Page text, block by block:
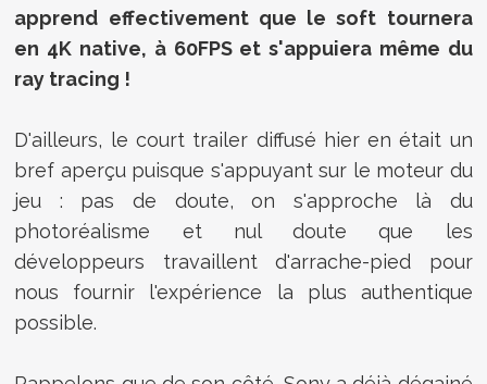
apprend effectivement que le soft tournera
en 4K native, à 60FPS et s'appuiera même du
ray tracing !
D'ailleurs, le court trailer diffusé hier en était un
bref aperçu puisque s'appuyant sur le moteur du
jeu : pas de doute, on s'approche là du
photoréalisme et nul doute que les
développeurs travaillent d'arrache-pied pour
nous fournir l'expérience la plus authentique
possible.